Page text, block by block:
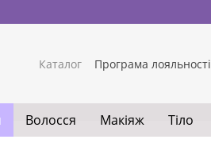
Каталог Програма лояльності
Волосся Макіяж Тіло